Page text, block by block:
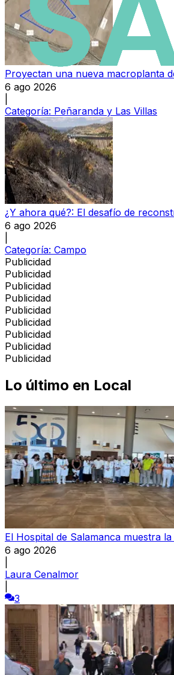
Proyectan una nueva macroplanta
6 ago 2026
Categoría: Peñaranda y Las Villas
¿Y ahora qué?: El desafío de
6 ago 2026
Categoría: Campo
Publicidad
Publicidad
Publicidad
Publicidad
Publicidad
Publicidad
Publicidad
Publicidad
Publicidad
Lo último en Local
El Hospital de Salamanca muestra
6 ago 2026
Laura Cenalmor
3